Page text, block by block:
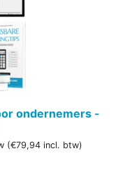
ondernemers -
(€79,94incl. btw)